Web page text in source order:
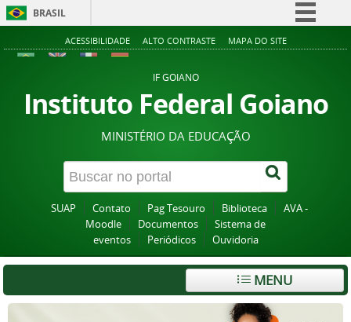
BRASIL
Simplifique!
Acesso à informação
Legislação
Canais
ACESSIBILIDADE ALTO CONTRASTE MAPA DO SITE
IF GOIANO
Instituto Federal Goiano
MINISTÉRIO DA EDUCAÇÃO
SUAP Contato Pag Tesouro Biblioteca
AVA -
Moodle
Documentos
Sistema de
eventos
Periódicos Ouvidoria
MENU